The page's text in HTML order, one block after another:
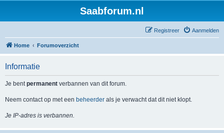
Saabforum.nl
Aanmelden
Registreer
Home Forumoverzicht
Informatie
Je bentpermanent verbannen van dit forum.
Neem contact op met een beheerder als je verwacht dat dit niet klopt.
Je IP-adres is verbannen.